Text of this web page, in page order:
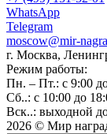
WhatsApp
Telegram
moscow@mir-
г. Москва,
Режим работы:
Пн. – Пт.: с 9:00
Сб..: с 10:00 до
Вск..: выходной
2026 © Мир